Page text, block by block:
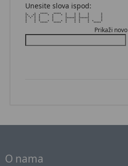
Unesite slova ispod:
* * ***** ***** * * * * *
** ** * * * * * * * * *
* * * * * * * * * * *
* * * * * ******* ******* *
* * * * * * * * *
* * * * * * * * * * * *
* * ***** ***** * * * * *****
Prikaži novo
O nama